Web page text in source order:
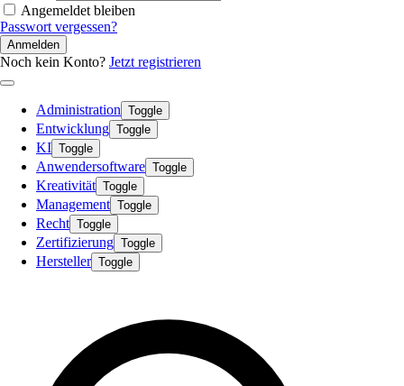
Angemeldet bleiben
Passwort vergessen?
Anmelden
Noch kein Konto? Jetzt registrieren
Administration Toggle
Entwicklung Toggle
KI Toggle
Anwendersoftware Toggle
Kreativität Toggle
Management Toggle
Recht Toggle
Zertifizierung Toggle
Hersteller Toggle